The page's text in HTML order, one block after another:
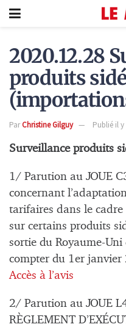
2020.12.28
produits
ParChristine Gilguy Publié il y
Surveillance produits
1/ Parution au JOUE
concernant
tarifaires dans le cadre
sur certains produits
sortie du Royaume-Uni
compter du 1er janvier
Accès à l’avis
2/ Parution au JOUE
RÈGLEMENT